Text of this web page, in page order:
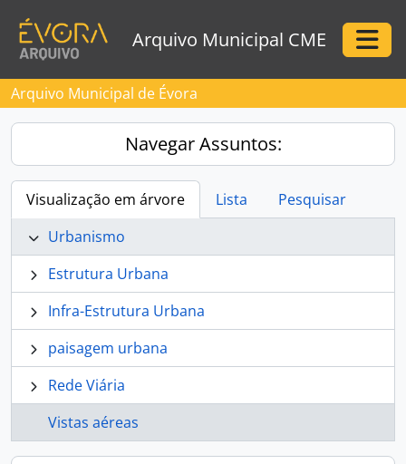
Arquivo Municipal CME
Arquivo Municipal de Évora
Navegar Assuntos:
Visualização em árvore Lista
Pesquisar
Urbanismo
Estrutura Urbana
Infra-Estrutura Urbana
paisagem urbana
Rede Viária
Vistas aéreas